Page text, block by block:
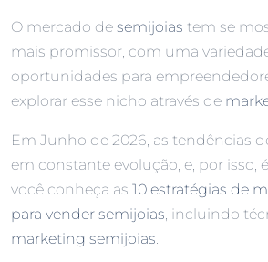
O mercado de semijoias tem se
mais promissor, com uma
oportunidades para
explorar esse nicho através de
Em Junho de 2026, as tendências
em constante evolução, e, por isso,
você conheça as 10 estratégias de
para vender semijoias, incluindo
marketing semijoias.